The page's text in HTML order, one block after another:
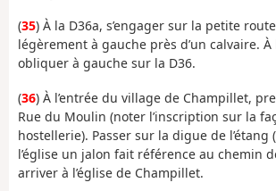
(35) À la D36a, s’engager sur la petite
légèrement à gauche près d’un calvaire. À
obliquer à gauche sur la D36.
(36) À l’entrée du village de Champillet,
Rue du Moulin (noter l’inscription sur la
hostellerie). Passer sur la digue de l’étang
l’église un jalon fait référence au chemin
arriver à l’église de Champillet.